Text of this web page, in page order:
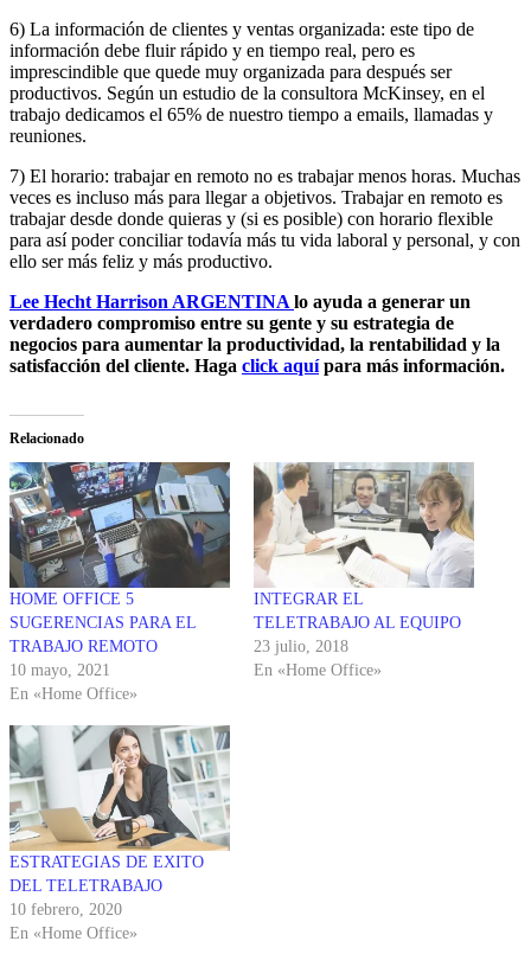
6) La información de clientes y ventas organizada: este tipo de
información debe fluir rápido y en tiempo real, pero es
imprescindible que quede muy organizada para después ser
productivos. Según un estudio de la consultora McKinsey, en el
trabajo dedicamos el 65% de nuestro tiempo a emails, llamadas y
reuniones.
7) El horario: trabajar en remoto no es trabajar menos horas. Muchas
veces es incluso más para llegar a objetivos. Trabajar en remoto es
trabajar desde donde quieras y (si es posible) con horario flexible
para así poder conciliar todavía más tu vida laboral y personal, y con
ello ser más feliz y más productivo.
Lee Hecht Harrison ARGENTINA lo ayuda a generar un
verdadero compromiso entre su gente y su estrategia de
negocios para aumentar la productividad, la rentabilidad y la
satisfacción del cliente. Haga click aquípara más información.
Relacionado
HOME OFFICE 5
SUGERENCIAS PARA EL
TRABAJO REMOTO
10 mayo, 2021
En «Home Office»
INTEGRAR EL
TELETRABAJO AL EQUIPO
23 julio, 2018
En «Home Office»
ESTRATEGIAS DE EXITO
DEL TELETRABAJO
10 febrero, 2020
En «Home Office»